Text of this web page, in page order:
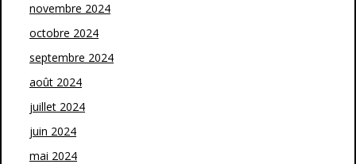
novembre 2024
octobre 2024
septembre 2024
août 2024
juillet 2024
juin 2024
mai 2024